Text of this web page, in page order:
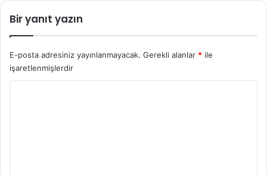
Bir yanıt yazın
E-posta adresiniz yayınlanmayacak. Gerekli alanlar * ile
işaretlenmişlerdir